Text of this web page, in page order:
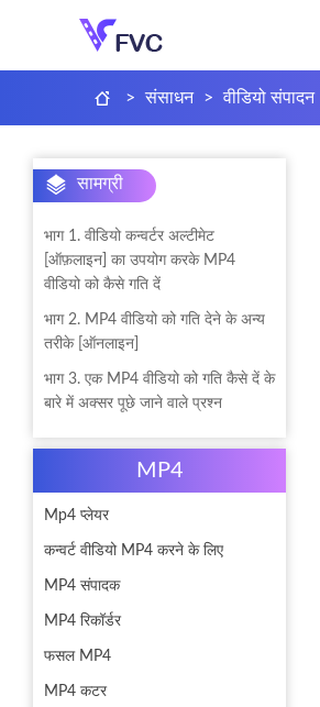
> संसाधन > वीडियो संपादन
सामग्री
भाग 1. वीडियो कन्वर्टर अल्टीमेट
[ऑफ़लाइन] का उपयोग करके MP4
वीडियो को कैसे गति दें
भाग 2. MP4 वीडियो को गति देने के अन्य
तरीके [ऑनलाइन]
भाग 3. एक MP4 वीडियो को गति कैसे दें के
बारे में अक्सर पूछे जाने वाले प्रश्न
MP4
Mp4 प्लेयर
कन्वर्ट वीडियो MP4 करने के लिए
MP4 संपादक
MP4 रिकॉर्डर
फसल MP4
MP4 कटर